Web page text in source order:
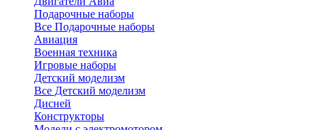
Подарочные наборы
Все Подарочные наборы
Авиация
Военная техника
Игровые наборы
Детский моделизм
Все Детский моделизм
Дисней
Конструкторы